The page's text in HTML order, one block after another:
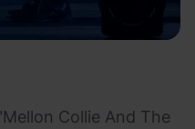
Collie And The